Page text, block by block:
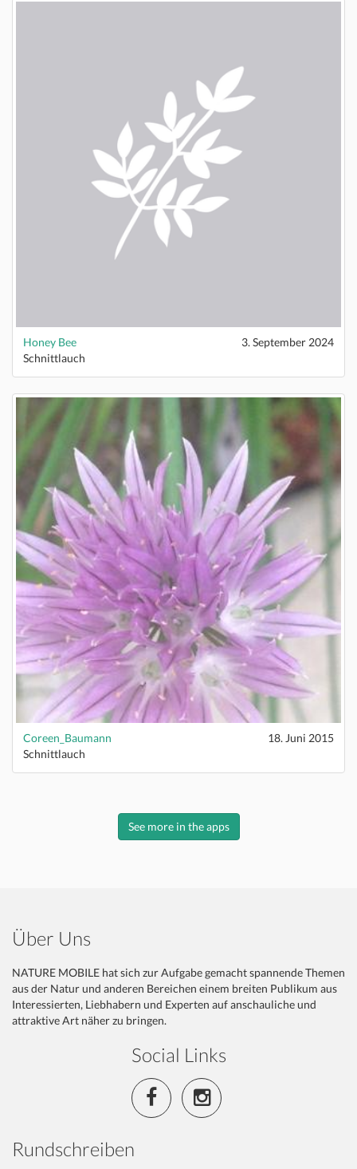
Honey Bee
3. September 2024
Schnittlauch
Coreen_Baumann
18. Juni 2015
Schnittlauch
See more in the apps
Über Uns
NATURE MOBILE hat sich zur Aufgabe gemacht spannende Themen
aus der Natur und anderen Bereichen einem breiten Publikum aus
Interessierten, Liebhabern und Experten auf anschauliche und
attraktive Art näher zu bringen.
Social Links
Rundschreiben